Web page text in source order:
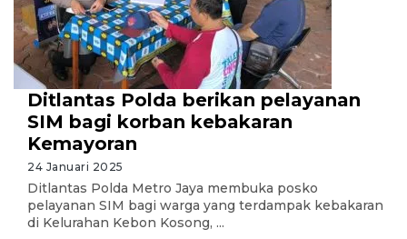
Ditlantas Polda berikan pelayanan
SIM bagi korban kebakaran
Kemayoran
24 Januari 2025
Ditlantas Polda Metro Jaya membuka posko
pelayanan SIM bagi warga yang terdampak kebakaran
di Kelurahan Kebon Kosong, ...